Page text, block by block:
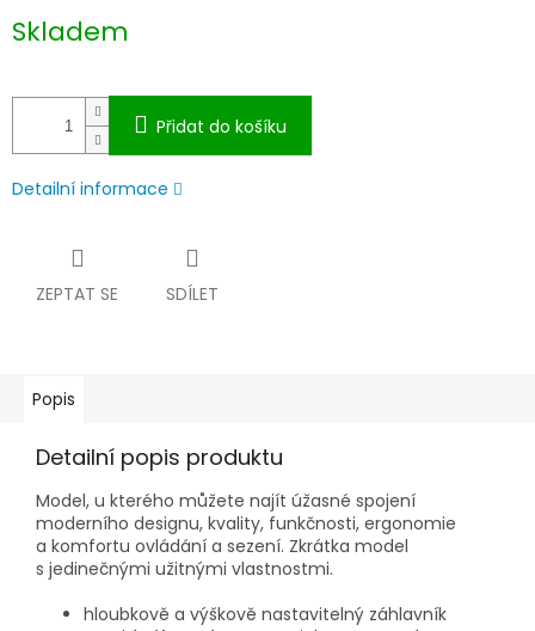
cena:
Skladem
Přidat do košíku
Detailní informace
ZEPTAT SE SDÍLET
Popis
Detailní popis produktu
Model, u kterého můžete najít úžasné spojení
moderního designu, kvality, funkčnosti, ergonomie
a komfortu ovládání a sezení. Zkrátka model
s jedinečnými užitnými vlastnostmi.
hloubkově a výškově nastavitelný záhlavník